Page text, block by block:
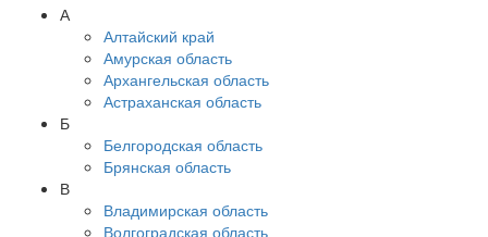
А
Алтайский край
Амурская область
Архангельская область
Астраханская область
Б
Белгородская область
Брянская область
В
Владимирская область
Волгоградская область